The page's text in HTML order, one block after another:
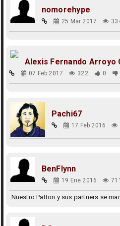
nomorehype
25 Mar 2017
Alexis Fernando Arroyo
07 Feb 2017 322 0
Pachi67
17 Feb 2016
BenFlynn
19 Ene 2016 711
Nuestro Patton y sus partners se